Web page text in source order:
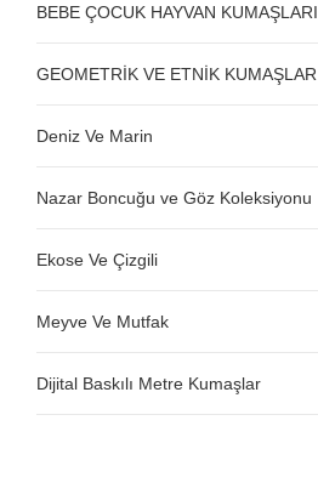
BEBE ÇOCUK HAYVAN KUMAŞLARI
GEOMETRİK VE ETNİK KUMAŞLAR
Deniz Ve Marin
Nazar Boncuğu ve Göz Koleksiyonu
Ekose Ve Çizgili
Meyve Ve Mutfak
Dijital Baskılı Metre Kumaşlar